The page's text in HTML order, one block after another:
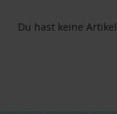
Du hast keine